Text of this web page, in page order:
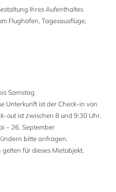
Ihres Aufenthaltes
Flughafen, Tagesausflüge,
Samstag
Unterkunft ist der Check-in von
out ist zwischen 8 und 9:30 Uhr.
– 26. September
bitte anfragen.
gelten für dieses Mietobjekt.